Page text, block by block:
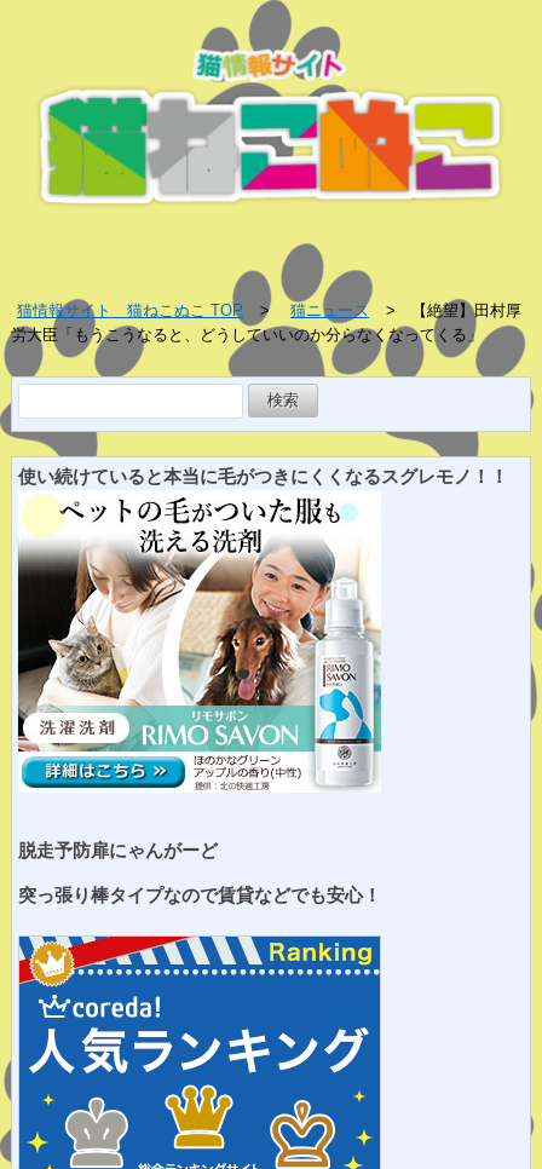
猫情報サイト 猫ねこぬこ TOP 猫ニュース
【絶望】田村厚
労大臣「もうこうなると、どうしていいのか分らなくなってくる」
索:
使い続けていると本当に毛がつきにくくなるスグレモノ！！
脱走予防扉にゃんがーど
突っ張り棒タイプなので賃貸などでも安心！